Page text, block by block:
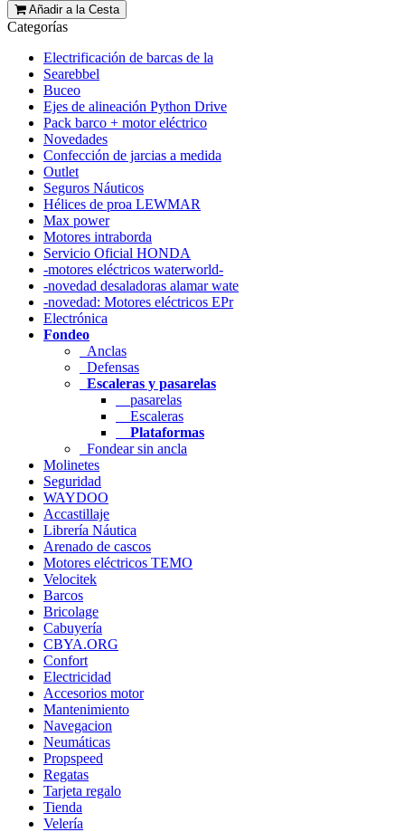
Añadir a la Cesta
Categorías
Electrificación de barcas de la
Searebbel
Buceo
Ejes de alineación Python Drive
Pack barco + motor eléctrico
Novedades
Confección de jarcias a medida
Outlet
Seguros Náuticos
Hélices de proa LEWMAR
Max power
Motores intraborda
Servicio Oficial HONDA
-motores eléctricos waterworld-
-novedad desaladoras alamar wate
-novedad: Motores eléctricos EPr
Electrónica
Fondeo
Anclas
Defensas
Escaleras y pasarelas
pasarelas
Escaleras
Plataformas
Fondear sin ancla
Molinetes
Seguridad
WAYDOO
Accastillaje
Librería Náutica
Arenado de cascos
Motores eléctricos TEMO
Velocitek
Barcos
Bricolage
Cabuyería
CBYA.ORG
Confort
Electricidad
Accesorios motor
Mantenimiento
Navegacion
Neumáticas
Propspeed
Regatas
Tarjeta regalo
Tienda
Velería